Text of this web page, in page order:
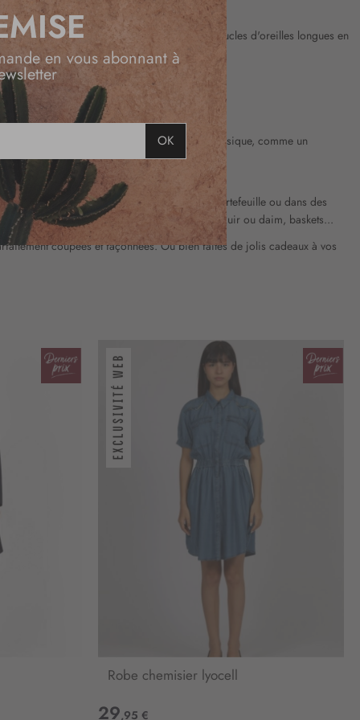
et de style gipsy. Collier en bois, boucles d'oreilles longues en
à réserver pour l'été et le printemps.
paire de bottes montantes. Unmanteau
classique, comme un
bottes hautes. Elle est chic dans sa coupe portefeuille ou dans des
accessoires : bijoux en bois, chaussures en cuir ou daim, baskets...
coupées et façonnées. Ou bien faites de jolis cadeaux à vos
Robe chemisier lyocell
29,95 €
en vous abonnant à
OK